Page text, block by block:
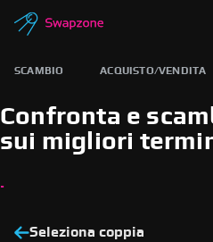
SCAMBIO ACQUISTO/VENDITA
Confronta e
sui migliori
.
Seleziona coppia